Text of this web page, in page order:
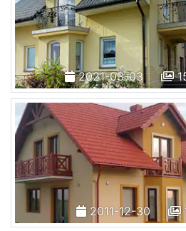
2021-03-03
2011-12-30